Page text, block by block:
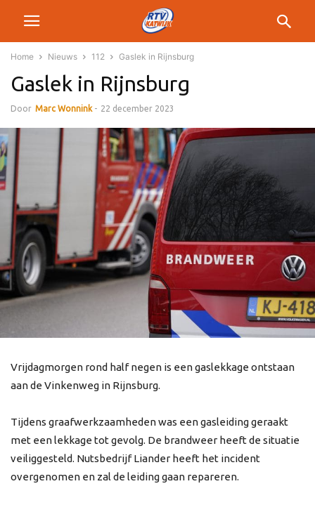
Home Nieuws 112 Gaslek in Rijnsburg
Gaslek in Rijnsburg
Door Marc Wonnink - 22 december 2023
Vrijdagmorgen rond half negen is een gaslekkage ontstaan
aan de Vinkenweg in Rijnsburg.
Tijdens graafwerkzaamheden was een gasleiding geraakt
met een lekkage tot gevolg. De brandweer heeft de situatie
veiliggesteld. Nutsbedrijf Liander heeft het incident
overgenomen en zal de leiding gaan repareren.